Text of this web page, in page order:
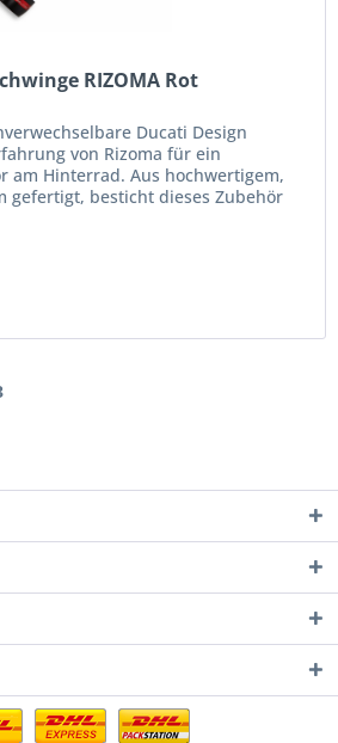
RIZOMA Rot
Ducati Design
von Rizoma für ein
am Hinterrad. Aus hochwertigem,
gefertigt, besticht dieses Zubehör